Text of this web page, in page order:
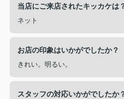
当店にご来店されたキッカケは
ネット
お店の印象はいかがでしたか？
きれい。明るい。
スタッフの対応いかがでしたか